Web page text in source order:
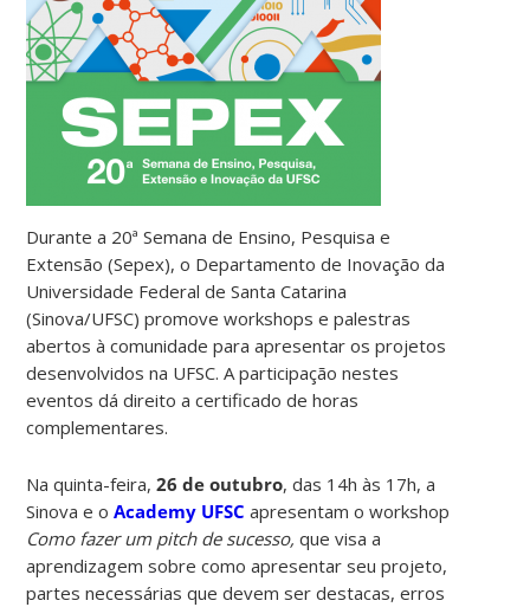
Durante a 20ª Semana de Ensino, Pesquisa e
Extensão (Sepex), o Departamento de Inovação da
Universidade Federal de Santa Catarina
(Sinova/UFSC) promove workshops e palestras
abertos à comunidade para apresentar os projetos
desenvolvidos na UFSC. A participação nestes
eventos dá direito a certificado de horas
complementares.
Na quinta-feira, 26 de outubro, das 14h às 17h, a
Sinova e oAcademy UFSC apresentam o workshop
Como fazer um pitch de sucesso,que visa a
aprendizagem sobre como apresentar seu projeto,
partes necessárias que devem ser destacas, erros